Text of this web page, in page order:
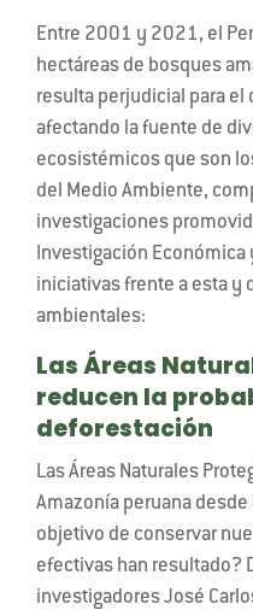
Entre 2001 y 2021, el
hectáreas de bosques
resulta perjudicial para
afectando la fuente de
ecosistémicos que son
del Medio Ambiente,
investigaciones
Investigación Económica
iniciativas frente a esta y
ambientales:
Las Áreas
reducen la
deforestación
Las Áreas Naturales
Amazonía peruana
objetivo de conservar
efectivas han resultado?
investigadores José